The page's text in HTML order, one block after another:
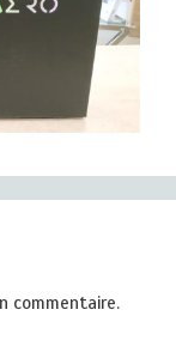
commentaire.